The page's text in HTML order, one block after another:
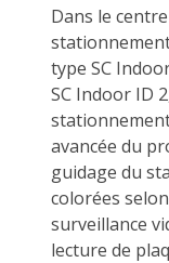
Dans le
type SC
SC Indoor ID
avancée du
guidage du
colorées
surveillance
lecture de